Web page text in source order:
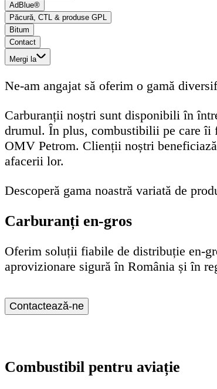
AdBlue®
Păcură, CTL & produse GPL
Bitum
Contact
Mergi la
Ne-am angajat să oferim o gamă
Carburanții noștri sunt disponibili în
drumul. În plus, combustibilii pe care
OMV Petrom. Clienții noștri
afacerii lor.
Descoperă gama noastră variată de
Carburanți en-gros
Oferim soluții fiabile de distribuție en-
aprovizionare sigură în România și în
Contactează-ne
Combustibil pentru aviație